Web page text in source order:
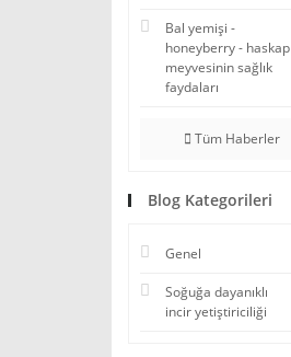
Bal yemişi -
honeyberry - haskap
meyvesinin sağlık
faydaları
Tüm Haberler
Blog Kategorileri
Genel
Soğuğa dayanıklı
incir yetiştiriciliği